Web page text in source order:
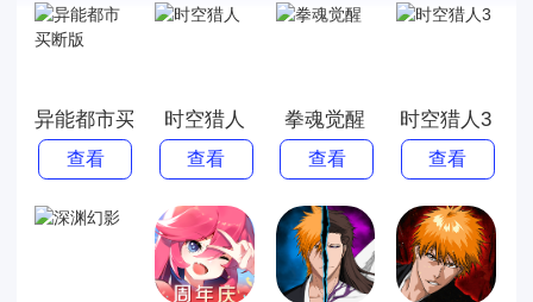
异能都市买断版
查看
时空猎人
查看
拳魂觉醒
查看
时空猎人3
查看